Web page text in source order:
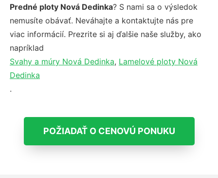
Predné ploty Nová Dedinka? S nami sa o výsledok
nemusíte obávať. Neváhajte a kontaktujte nás pre
viac informácií. Prezrite si aj ďalšie naše služby, ako
napríklad
Svahy a múry Nová Dedinka, Lamelové ploty Nová
Dedinka
.
POŽIADAŤ O CENOVÚ PONUKU